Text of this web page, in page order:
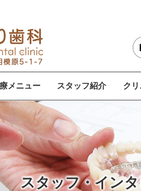
メニュー スタッフ紹介 ク
スタッフ・イン